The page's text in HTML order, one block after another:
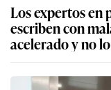
Los expertos en
escriben con
acelerado y no